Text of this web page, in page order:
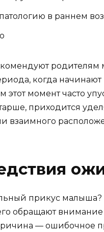
в раннем
когда
момент часто
приходится
взаимного
прикус
обращают
— ошибочное